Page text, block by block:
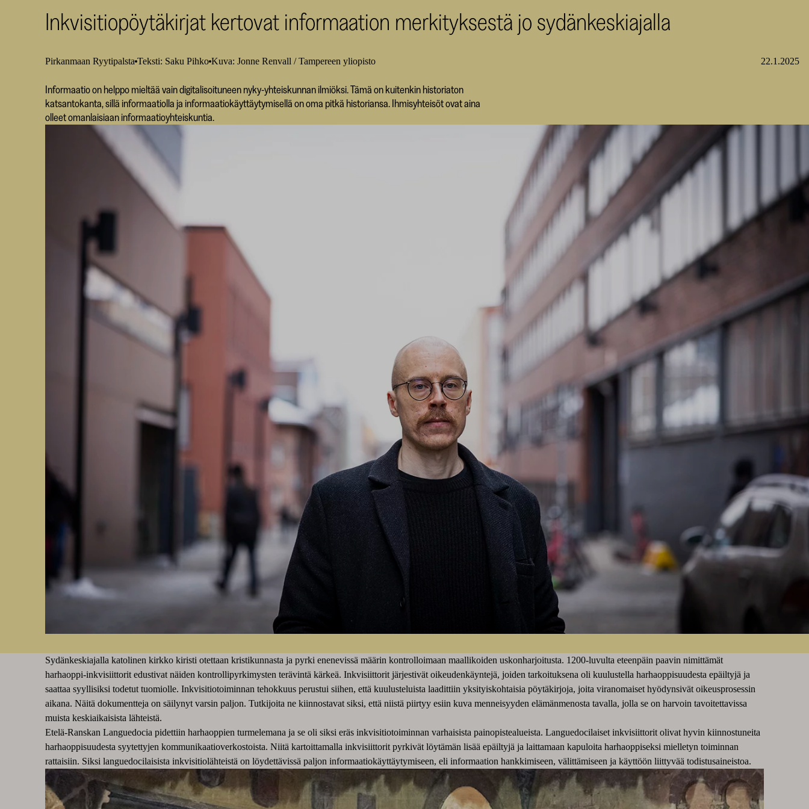
Inkvisitiopöytäkirjat kertovat informaation merkityksestä jo sydänkeskiajalla
Pirkanmaan Ryytipalsta Teksti: Saku Pihko Kuva: Jonne Renvall / Tampereen yliopisto 22.1.2025
Informaatio on helppo mieltää vain digitalisoituneen nyky-yhteiskunnan ilmiöksi. Tämä on kuitenkin historiaton
katsantokanta, sillä informaatiolla ja informaatiokäyttäytymisellä on oma pitkä historiansa. Ihmisyhteisöt ovat aina
olleet omanlaisiaan informaatioyhteiskuntia.
Sydänkeskiajalla katolinen kirkko kiristi otettaan kristikunnasta ja pyrki enenevissä määrin kontrolloimaan maallikoiden uskonharjoitusta. 1200-luvulta eteenpäin paavin nimittämät
harhaoppi-inkvisiittorit edustivat näiden kontrollipyrkimysten terävintä kärkeä. Inkvisiittorit järjestivät oikeudenkäyntejä, joiden tarkoituksena oli kuulustella harhaoppisuudesta epäiltyjä ja
saattaa syyllisiksi todetut tuomiolle. Inkvisitiotoiminnan tehokkuus perustui siihen, että kuulusteluista laadittiin yksityiskohtaisia pöytäkirjoja, joita viranomaiset hyödynsivät oikeusprosessin
aikana. Näitä dokumentteja on säilynyt varsin paljon. Tutkijoita ne kiinnostavat siksi, että niistä piirtyy esiin kuva menneisyyden elämänmenosta tavalla, jolla se on harvoin tavoitettavissa
muista keskiaikaisista lähteistä.
Etelä-Ranskan Languedocia pidettiin harhaoppien turmelemana ja se oli siksi eräs inkvisitiotoiminnan varhaisista painopistealueista. Languedocilaiset inkvisiittorit olivat hyvin kiinnostuneita
harhaoppisuudesta syytettyjen kommunikaatioverkostoista. Niitä kartoittamalla inkvisiittorit pyrkivät löytämän lisää epäiltyjä ja laittamaan kapuloita harhaoppiseksi mielletyn toiminnan
rattaisiin. Siksi languedocilaisista inkvisitiolähteistä on löydettävissä paljon informaatiokäyttäytymiseen, eli informaation hankkimiseen, välittämiseen ja käyttöön liittyvää todistusaineistoa.